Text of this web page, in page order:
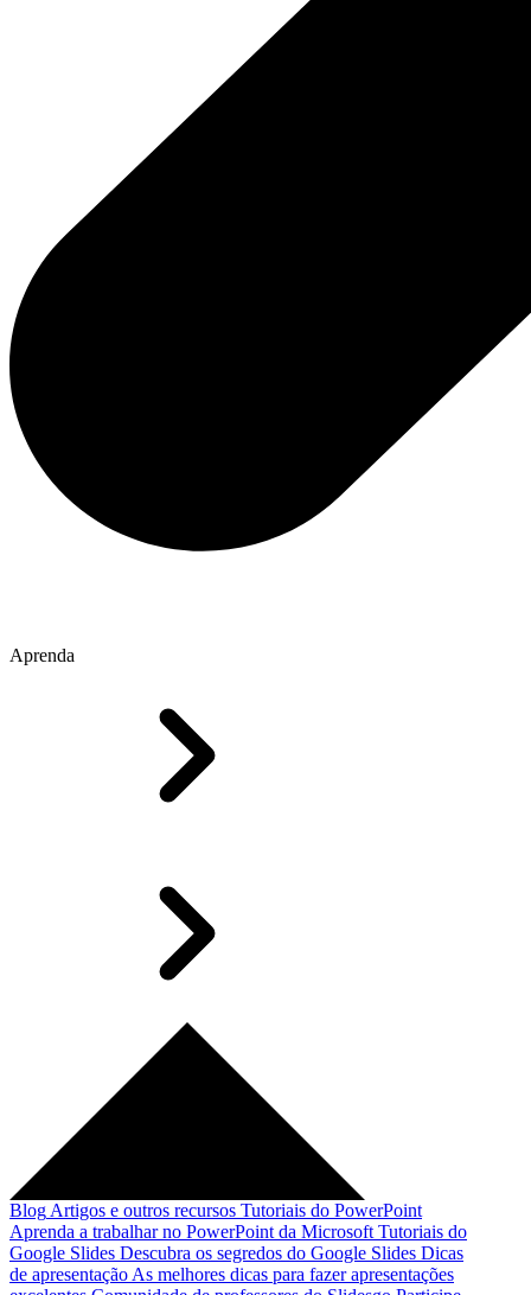
Aprenda
Blog Artigos e outros recursos Tutoriais do PowerPoint
Aprenda a trabalhar no PowerPoint da Microsoft Tutoriais do
Google Slides Descubra os segredos do Google Slides Dicas
de apresentação As melhores dicas para fazer apresentações